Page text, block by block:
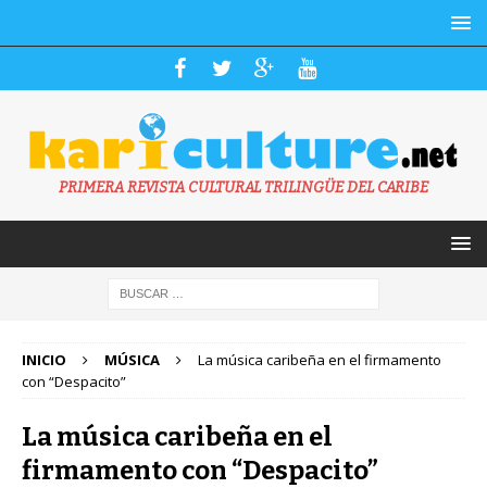
PRIMERA REVISTA CULTURAL TRILINGÜE DEL CARIBE
INICIO MÚSICA
La música caribeña en el firmamento
con “Despacito”
La música caribeña en el
firmamento con “Despacito”